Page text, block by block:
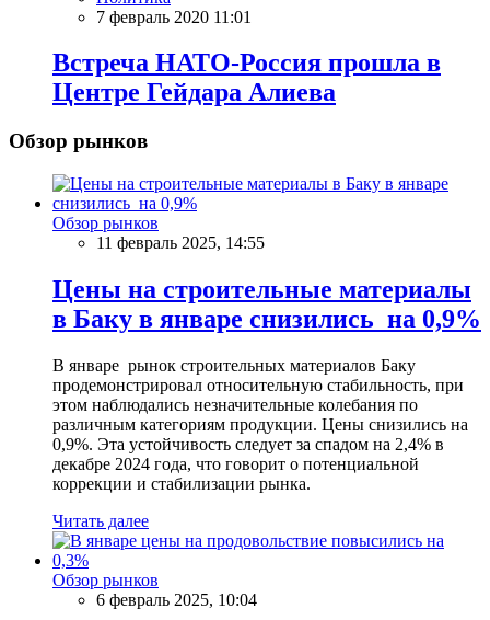
7 февраль 2020 11:01
Встреча НАТО-Россия прошла в
Центре Гейдара Алиева
Обзор рынков
Обзор рынков
11 февраль 2025, 14:55
Цены на строительные материалы
в Баку в январе снизились на 0,9%
В январе рынок строительных материалов Баку
продемонстрировал относительную стабильность, при
этом наблюдались незначительные колебания по
различным категориям продукции. Цены снизились на
0,9%. Эта устойчивость следует за спадом на 2,4% в
декабре 2024 года, что говорит о потенциальной
коррекции и стабилизации рынка.
Читать далее
Обзор рынков
6 февраль 2025, 10:04